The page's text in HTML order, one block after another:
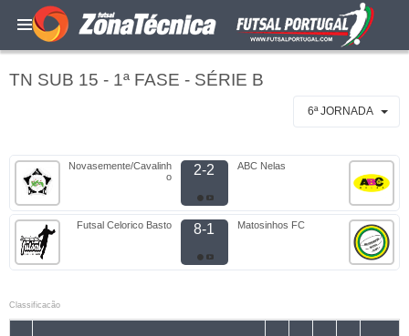
TN SUB 15 - 1ª FASE - SÉRIE B
6ª JORNADA
Novasemente/Cavalinh
o
2-2 ABC Nelas
Futsal Celorico Basto 8-1 Matosinhos FC
Classificacão